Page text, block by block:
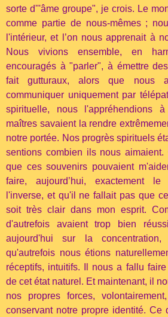
sorte d'''âme groupe", je crois. Le
comme partie de nous-mêmes ;
l'intérieur, et l’on nous apprenait à
Nous vivions ensemble, en
encouragés à "parler", à émettre
fait gutturaux, alors que nous
communiquer uniquement par
spirituelle, nous l'appréhendions
maîtres savaient la rendre
notre portée. Nos progrès spirituels
sentions combien ils nous
que ces souvenirs pouvaient
faire, aujourd’hui, exactement le
l'inverse, et qu'il ne fallait pas que
soit très clair dans mon esprit.
d'autrefois avaient trop bien
aujourd'hui sur la
qu'autrefois nous étions
réceptifs, intuitifs. Il nous a fallu
de cet état naturel. Et maintenant, il
nos propres forces,
conservant notre propre identité. Ce